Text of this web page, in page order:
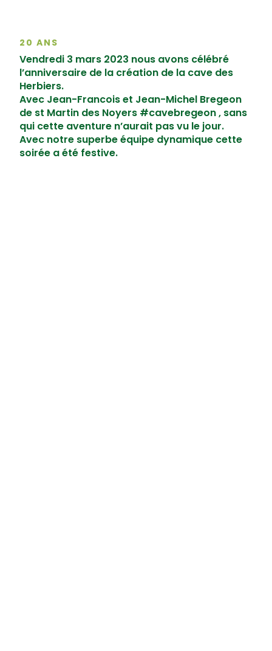
20 ANS
Vendredi 3 mars 2023 nous avons célébré
l’anniversaire de la création de la cave des
Herbiers.
Avec Jean-Francois et Jean-Michel Bregeon
de st Martin des Noyers #cavebregeon, sans
qui cette aventure n’aurait pas vu le jour.
Avec notre superbe équipe dynamique cette
soirée a été festive.